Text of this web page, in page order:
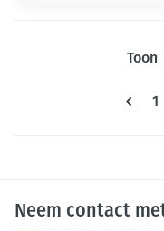
1
Toon
Neem contact